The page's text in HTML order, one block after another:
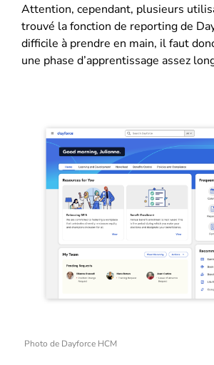
Attention, cependant, plusieurs
trouvé la fonction de reporting de
difficile à prendre en main, il faut
une phase d’apprentissage assez
Photo de Dayforce HCM